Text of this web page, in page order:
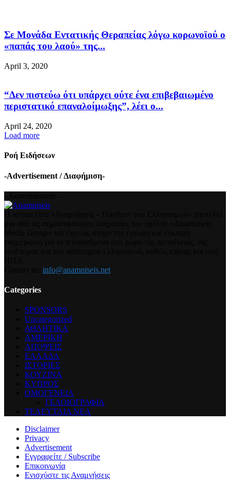
Σε Μονάδα Εντατικής Θεραπείας λόγω κορωνοϊού ο
«παπάς του λαού» της...
April 3, 2020
“Δεν πιστεύω ότι υπάρχει ούτε ένα επιβεβαιωμένο
περιστατικό επαναλοίμωξης”, λέει ο...
April 24, 2020
Load more
Ροή Ειδήσεων
-Advertisement / Διαφήμιση-
info@anamniseis.net
Categories
SPONSORS
Uncategorized
ΑΘΛΗΤΙΚΑ
ΑΜΕΡΙΚΗ
ΑΠΟΨΕΙΣ
ΕΛΛΑΔΑ
ΙΣΤΟΡΙΕΣ
ΚΟΥΖΙΝΑ
ΚΥΠΡΟΣ
ΟΜΟΓΕΝΕΙΑ
ΓΕΛΟΙΟΓΡΑΦΙΑ
ΤΕΛΕΥΤΑΙΑ ΝΕΑ
Disclaimer
Privacy
Advertisement
Εγγραφείτε / Subscribe
Επικοινωνία
Ενισχύστε τις Αναμνήσεις